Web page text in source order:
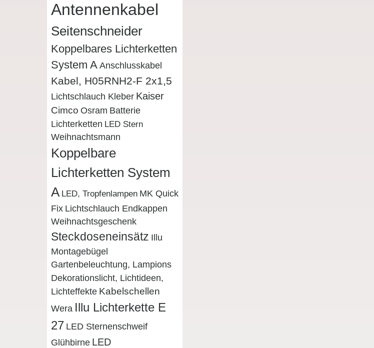
Antennenkabel
Seitenschneider
Koppelbares Lichterketten
System A Anschlusskabel
Kabel, H05RNH2-F 2x1,5
Lichtschlauch Kleber Kaiser
Cimco Osram Batterie
Lichterketten LED Stern
Weihnachtsmann
Koppelbare
Lichterketten System
A LED, Tropfenlampen MK Quick
Fix Lichtschlauch Endkappen
Weihnachtsgeschenk
Steckdoseneinsätz Illu
Montagebügel
Gartenbeleuchtung, Lampions
Dekorationslicht, Lichtideen,
Lichteffekte Kabelschellen
Wera Illu Lichterkette E
27 LED Sternenschweif
Glühbirne LED